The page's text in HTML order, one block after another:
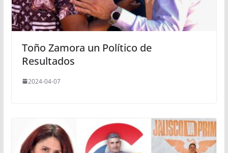
Toño Zamora un Político de
Resultados
2024-04-07